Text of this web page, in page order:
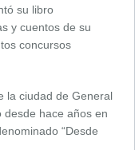
su libro
y cuentos de su
concursos
la ciudad de General
desde hace años en
“Desde